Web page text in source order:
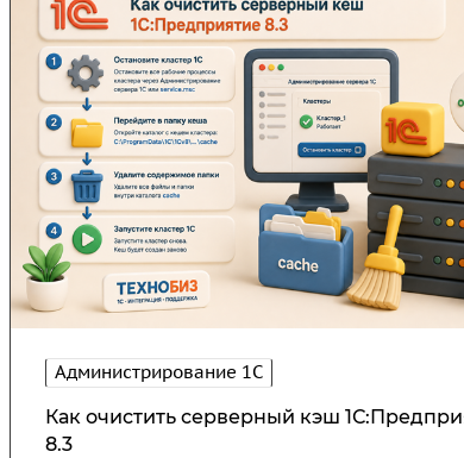
Администрирование 1С
Как очистить серверный кэш
8.3